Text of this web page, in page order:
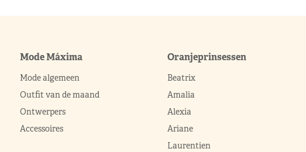
Mode Máxima
Mode algemeen
Outfit van de maand
Ontwerpers
Accessoires
Oranjeprinsessen
Beatrix
Amalia
Alexia
Ariane
Laurentien